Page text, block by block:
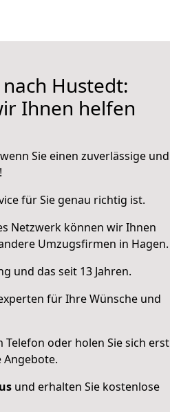
Hustedt:
Ihnen helfen
Sie einen zuverlässige und
für Sie genau richtig ist.
Netzwerk können wir Ihnen
Umzugsfirmen in Hagen.
und das seit 13 Jahren.
für Ihre Wünsche und
Telefon oder holen Sie sich erst
und erhalten Sie kostenlose